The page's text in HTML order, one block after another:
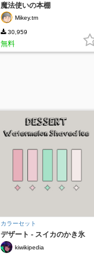
魔法使いの本棚
Mikey.tm
30,959
無料
カラーセット
デザート - スイカのかき氷
kiwikipedia